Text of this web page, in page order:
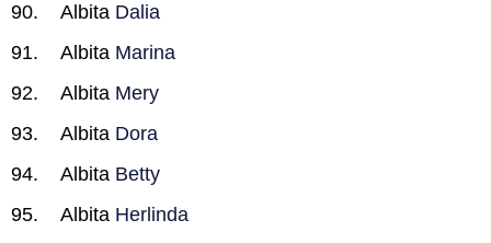
Albita Dalia
Albita Marina
Albita Mery
Albita Dora
Albita Betty
Albita Herlinda